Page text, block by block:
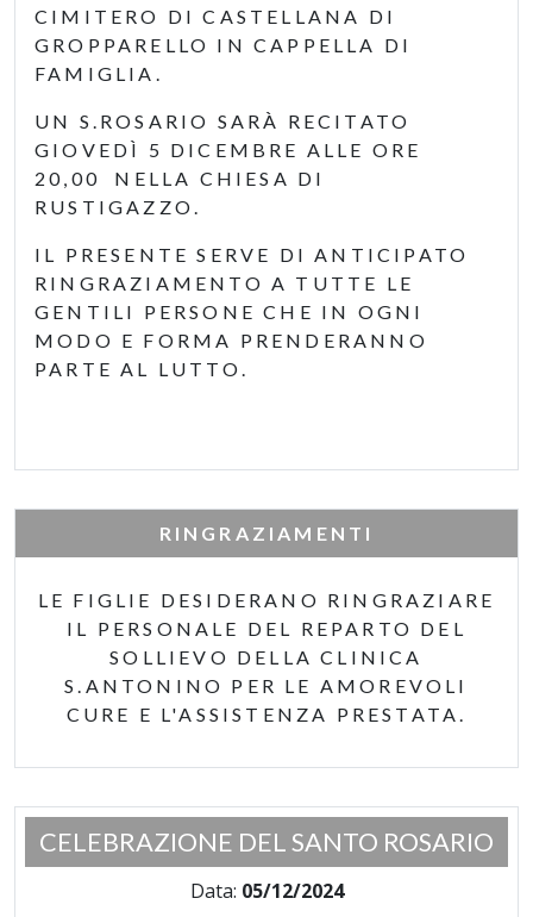
CIMITERO DI CASTELLANA DI
GROPPARELLO IN CAPPELLA DI
FAMIGLIA.
UN S.ROSARIO SARÀ RECITATO
GIOVEDÌ 5 DICEMBRE ALLE ORE
20,00 NELLA CHIESA DI
RUSTIGAZZO.
IL PRESENTE SERVE DI ANTICIPATO
RINGRAZIAMENTO A TUTTE LE
GENTILI PERSONE CHE IN OGNI
MODO E FORMA PRENDERANNO
PARTE AL LUTTO.
RINGRAZIAMENTI
LE FIGLIE DESIDERANO RINGRAZIARE
IL PERSONALE DEL REPARTO DEL
SOLLIEVO DELLA CLINICA
S.ANTONINO PER LE AMOREVOLI
CURE E L'ASSISTENZA PRESTATA.
CELEBRAZIONE DEL SANTO ROSARIO
Data: 05/12/2024